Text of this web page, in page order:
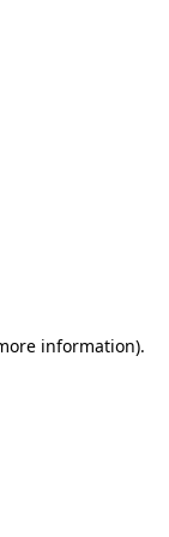
information).